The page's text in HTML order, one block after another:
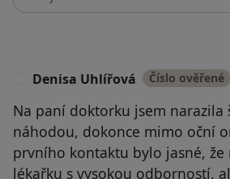
obličeje, krku a dekoltu, našim
Těšíme se na Vaši návštěvu :-)
Denisa Uhlířová Číslo ověřené
Na paní doktorku jsem narazila
náhodou, dokonce mimo oční
prvního kontaktu bylo jasné, že
lékařku s vysokou odborností,